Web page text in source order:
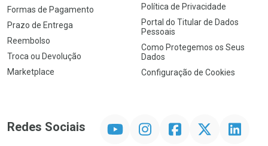
Formas de Pagamento
Prazo de Entrega
Reembolso
Troca ou Devolução
Marketplace
Política de Privacidade
Portal do Titular de Dados
Pessoais
Como Protegemos os Seus
Dados
Configuração de Cookies
Redes Sociais InstagramFacebookTwitter Linkedin